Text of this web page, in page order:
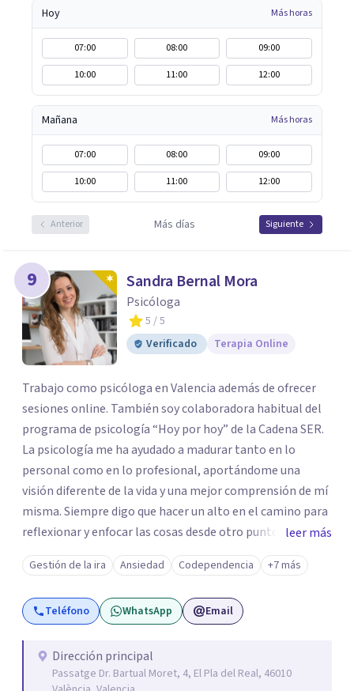
Hoy Más horas
07:00 08:00
09:00
10:00
11:00 12:00
Mañana Más horas
07:00 08:00
09:00
10:00
11:00 12:00
Anterior Más días Siguiente
9 Sandra Bernal Mora
Psicóloga
5 / 5
Verificado
Terapia Online
Trabajo como psicóloga en Valencia además de ofrecer
sesiones online. También soy colaboradora habitual del
programa de psicología “Hoy por hoy” de la Cadena SER.
La psicología me ha ayudado a madurar tanto en lo
personal como en lo profesional, aportándome una
visión diferente de la vida y una mejor comprensión de mí
misma. Siempre digo que hacer un alto en el camino para
reflexionar y enfocar las cosas desde otro punto de vista
es esencial para seguir creciendo como persona.
Actualmente, me dedico a ayudar a las personas a superar
su sufrimiento, romper las barreras que las limitan y
crecer emocionalmente de forma que puedan llevar la
leer más
Gestión de la ira Ansiedad Codependencia +7 más
Teléfono WhatsApp Email
Dirección principal
Passatge Dr. Bartual Moret, 4, El Pla del Real, 46010